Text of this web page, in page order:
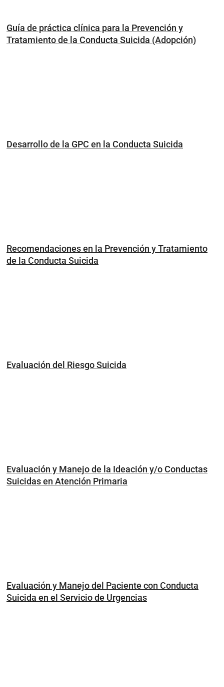
Guía de práctica clínica para la Prevención y
Tratamiento de la Conducta Suicida (Adopción)
Desarrollo de la GPC en la Conducta Suicida
Recomendaciones en la Prevención y Tratamiento
de la Conducta Suicida
Evaluación del Riesgo Suicida
Evaluación y Manejo de la Ideación y/o Conductas
Suicidas en Atención Primaria
Evaluación y Manejo del Paciente con Conducta
Suicida en el Servicio de Urgencias